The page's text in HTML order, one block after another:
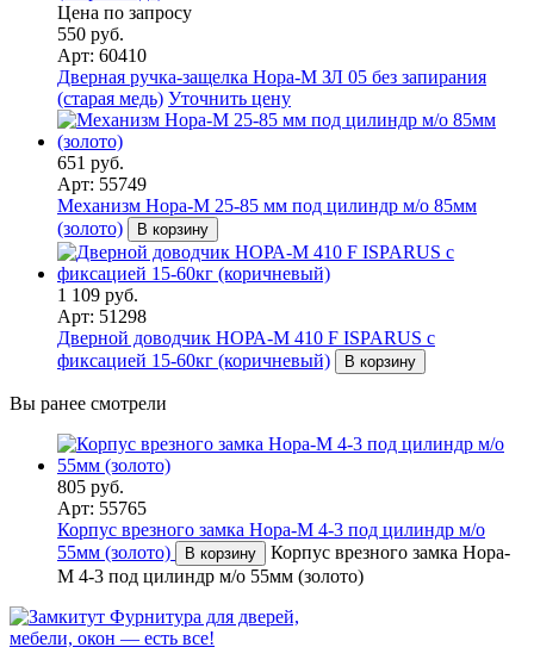
Цена по запросу
550 руб.
Арт: 60410
Дверная ручка-защелка Нора-М ЗЛ 05 без запирания
(старая медь) Уточнить цену
651 руб.
Арт: 55749
Механизм Нора-М 25-85 мм под цилиндр м/о 85мм
(золото)
В корзину
1 109 руб.
Арт: 51298
Дверной доводчик НОРА-M 410 F ISPARUS с
фиксацией 15-60кг (коричневый)
В корзину
Вы ранее смотрели
805 руб.
Арт: 55765
Корпус врезного замка Нора-М 4-3 под цилиндр м/о
55мм (золото)
В корзину
Корпус врезного замка Нора-
М 4-3 под цилиндр м/о 55мм (золото)
Фурнитура для дверей,
мебели, окон — есть все!